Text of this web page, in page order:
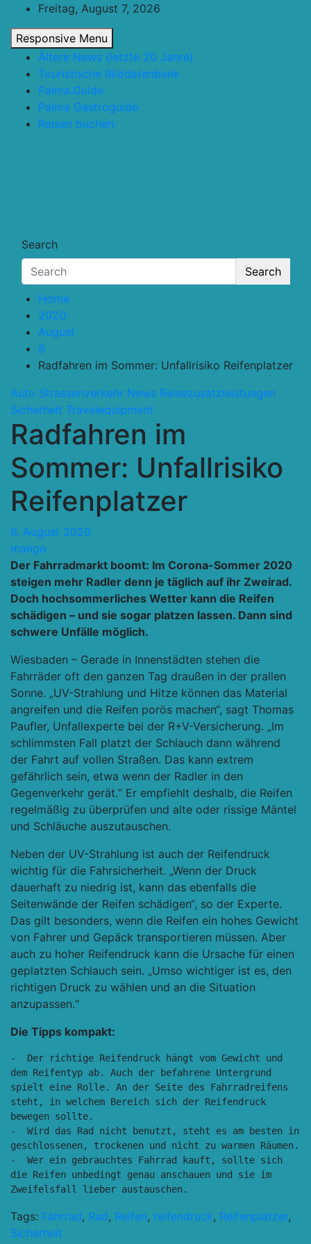
content
Freitag, August 7, 2026
Responsive Menu
Ältere News (letzte 20 Jahre)
Touristische Bilddatenbank
Palma.Guide
Palma Gastroguide
Reisen buchen
Search
Search
Home
2020
August
6
Radfahren im Sommer: Unfallrisiko Reifenplatzer
Auto Strassenverkehr News Reisezusatzleistungen
Sicherheit Travelequipment
Radfahren im
Sommer: Unfallrisiko
Reifenplatzer
6. August 2020
mango
Der Fahrradmarkt boomt: Im Corona-Sommer 2020
steigen mehr Radler denn je täglich auf ihr Zweirad.
Doch hochsommerliches Wetter kann die Reifen
schädigen – und sie sogar platzen lassen. Dann sind
schwere Unfälle möglich.
Wiesbaden – Gerade in Innenstädten stehen die
Fahrräder oft den ganzen Tag draußen in der prallen
Sonne. „UV-Strahlung und Hitze können das Material
angreifen und die Reifen porös machen“, sagt Thomas
Paufler, Unfallexperte bei der R+V-Versicherung. „Im
schlimmsten Fall platzt der Schlauch dann während
der Fahrt auf vollen Straßen. Das kann extrem
gefährlich sein, etwa wenn der Radler in den
Gegenverkehr gerät.“ Er empfiehlt deshalb, die Reifen
regelmäßig zu überprüfen und alte oder rissige Mäntel
und Schläuche auszutauschen.
Neben der UV-Strahlung ist auch der Reifendruck
wichtig für die Fahrsicherheit. „Wenn der Druck
dauerhaft zu niedrig ist, kann das ebenfalls die
Seitenwände der Reifen schädigen“, so der Experte.
Das gilt besonders, wenn die Reifen ein hohes Gewicht
von Fahrer und Gepäck transportieren müssen. Aber
auch zu hoher Reifendruck kann die Ursache für einen
geplatzten Schlauch sein. „Umso wichtiger ist es, den
richtigen Druck zu wählen und an die Situation
anzupassen.“
Die Tipps kompakt:
-  Der richtige Reifendruck hängt vom Gewicht und
dem Reifentyp ab. Auch der befahrene Untergrund
spielt eine Rolle. An der Seite des Fahrradreifens
steht, in welchem Bereich sich der Reifendruck
bewegen sollte.
-  Wird das Rad nicht benutzt, steht es am besten in
geschlossenen, trockenen und nicht zu warmen Räumen.
-  Wer ein gebrauchtes Fahrrad kauft, sollte sich
die Reifen unbedingt genau anschauen und sie im
Zweifelsfall lieber austauschen.
Tags: Fahrrad, Rad, Reifen, reifendruck, Reifenplatzer,
Sicherheit